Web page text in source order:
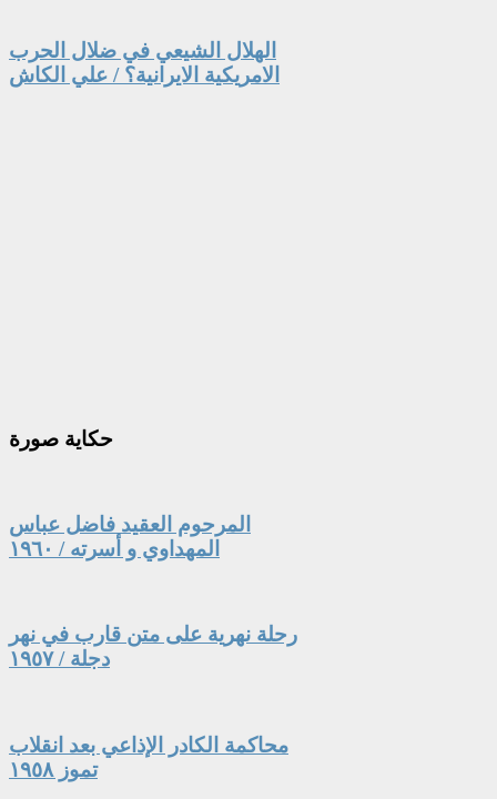
الهلال الشيعي في ضلال الحرب
الامريكية الايرانية؟ / علي الكاش
حكاية صورة
المرحوم العقيد فاضل عباس
المهداوي و أسرته / ١٩٦٠
رحلة نهرية على متن قارب في نهر
دجلة / ١٩٥٧
محاكمة الكادر الإذاعي بعد انقلاب
تموز ١٩٥٨